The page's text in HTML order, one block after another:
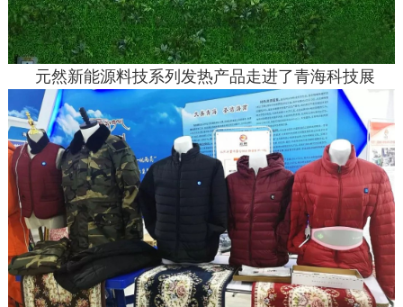
元然新能源料技系列发热产品走进了青海科技展